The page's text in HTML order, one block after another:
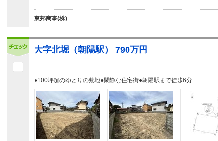
東邦商事(株)
大字北堀（朝陽駅） 790万円
●100坪超のゆとりの敷地●閑静な住宅街●朝陽駅まで徒歩6分